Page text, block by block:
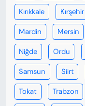
Kırıkkale Kırşehir
Mardin Mersin
Niğde Ordu
Samsun Siirt
Tokat Trabzon